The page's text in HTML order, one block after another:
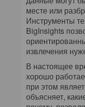
месте или
Инструменты
BigInsights
извлечения
В настоящее
хорошо
при этом
объясняет,